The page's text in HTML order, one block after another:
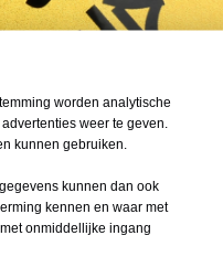
worden analytische
weer te geven.
kunnen gebruiken.
kunnen dan ook
kennen en waar met
onmiddellijke ingang